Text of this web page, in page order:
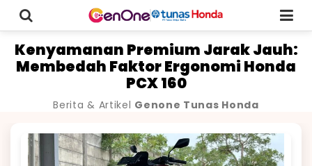
Kenyamanan Premium Jarak Jauh:
Membedah Faktor Ergonomi Honda
PCX 160
Berita & Artikel Genone Tunas Honda